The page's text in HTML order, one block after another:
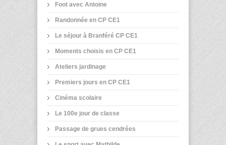
Foot avec Antoine
Randonnée en CP CE1
Le séjour à Branféré CP CE1
Moments choisis en CP CE1
Ateliers jardinage
Premiers jours en CP CE1
Cinéma scolaire
Le 100e jour de classe
Passage de grues cendrées